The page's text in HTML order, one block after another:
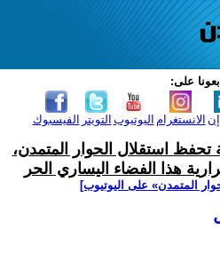
على:
الفيسبوك التويتر اليوتيوب الانستغرام
تحفظ استقلال الحوار المتمدن،
هذا الفضاء اليساري الحر
المتمدن» على اليوتيوب]